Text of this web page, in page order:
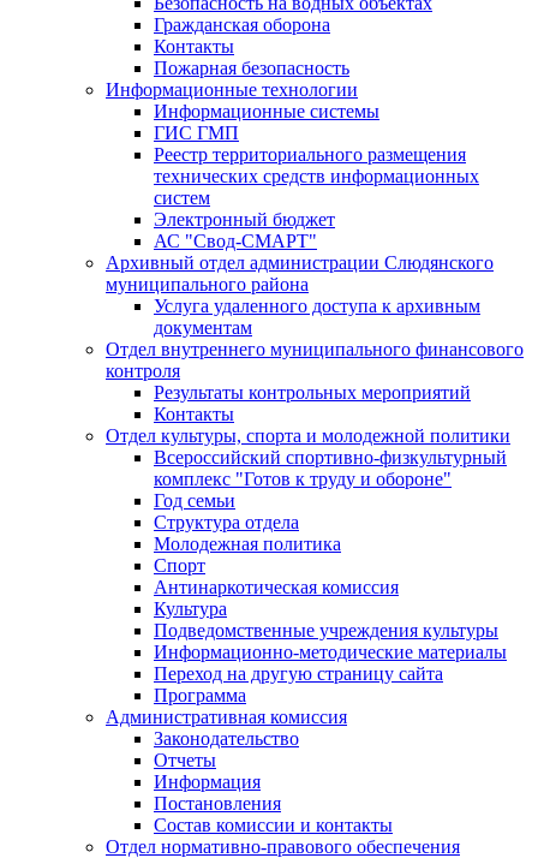
Гражданская оборона
Контакты
Пожарная безопасность
Информационные технологии
Информационные системы
ГИС ГМП
Реестр территориального размещения
технических средств информационных
систем
Электронный бюджет
АС "Свод-СМАРТ"
Архивный отдел администрации Слюдянского
муниципального района
Услуга удаленного доступа к архивным
документам
Отдел внутреннего муниципального финансового
контроля
Результаты контрольных мероприятий
Контакты
Отдел культуры, спорта и молодежной политики
Всероссийский спортивно-физкультурный
комплекс "Готов к труду и обороне"
Год семьи
Структура отдела
Молодежная политика
Спорт
Антинаркотическая комиссия
Культура
Подведомственные учреждения культуры
Информационно-методические материалы
Переход на другую страницу сайта
Программа
Административная комиссия
Законодательство
Отчеты
Информация
Постановления
Состав комиссии и контакты
Отдел нормативно-правового обеспечения